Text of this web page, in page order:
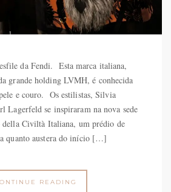
da Fendi. Esta marca italiana,
grande holding LVMH, é conhecida
e couro. Os estilistas, Silvia
Lagerfeld se inspiraram na nova sede
della Civiltà Italiana, um prédio de
quanto austera do início […]
READING